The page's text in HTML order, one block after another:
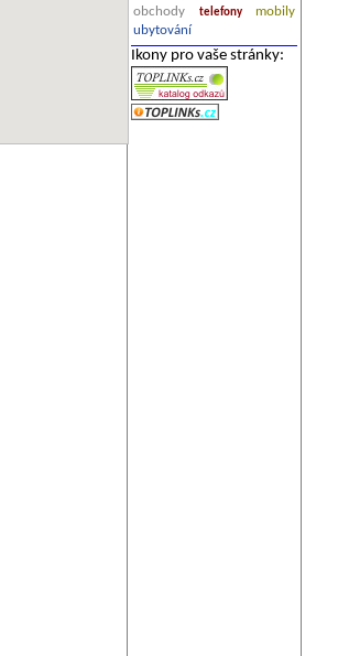
obchody telefony
mobily
ubytování
Ikony pro vaše stránky: